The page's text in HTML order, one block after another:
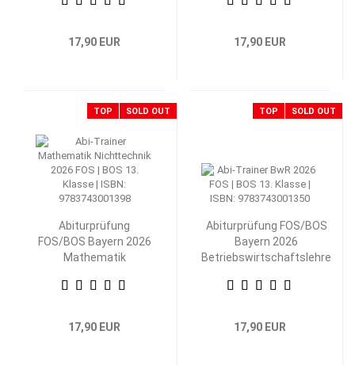
17,90 EUR 17,90 EUR
TOP SOLD OUT
Abiturprüfung
FOS/BOS Bayern 2026
Mathematik
Klasse
17,90 EUR
TOP SOLD OUT
Abiturprüfung FOS/BOS
Bayern 2026
Betriebswirtschaftslehre
Klasse
17,90 EUR